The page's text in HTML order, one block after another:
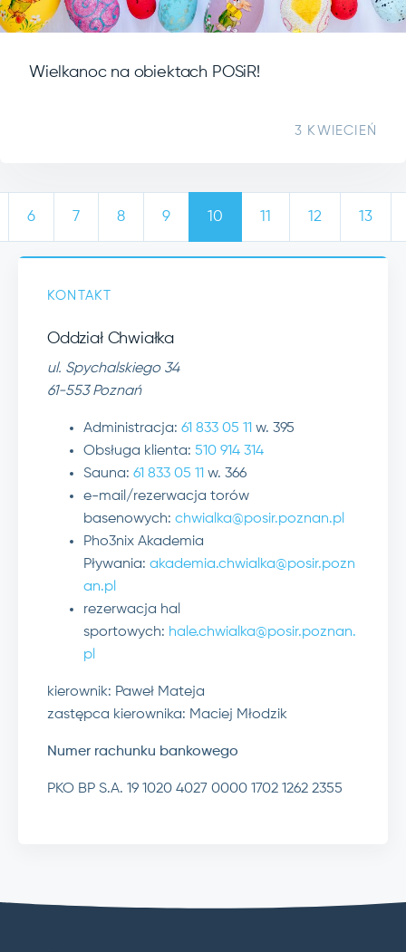
Wielkanoc na obiektach POSiR!
3 KWIECIEŃ
6 7 8 9 10 11 12 13
KONTAKT
Oddział Chwiałka
ul. Spychalskiego 34
61-553 Poznań
Administracja: 61 833 05 11 w. 395
Obsługa klienta: 510 914 314
Sauna: 61 833 05 11 w. 366
e-mail/rezerwacja torów
basenowych: chwialka@posir.poznan.pl
Pho3nix Akademia
Pływania: akademia.chwialka@posir.pozn
an.pl
rezerwacja hal
sportowych: hale.chwialka@posir.poznan.
pl
kierownik: Paweł Mateja
zastępca kierownika: Maciej Młodzik
Numer rachunku bankowego
PKO BP S.A. 19 1020 4027 0000 1702 1262 2355